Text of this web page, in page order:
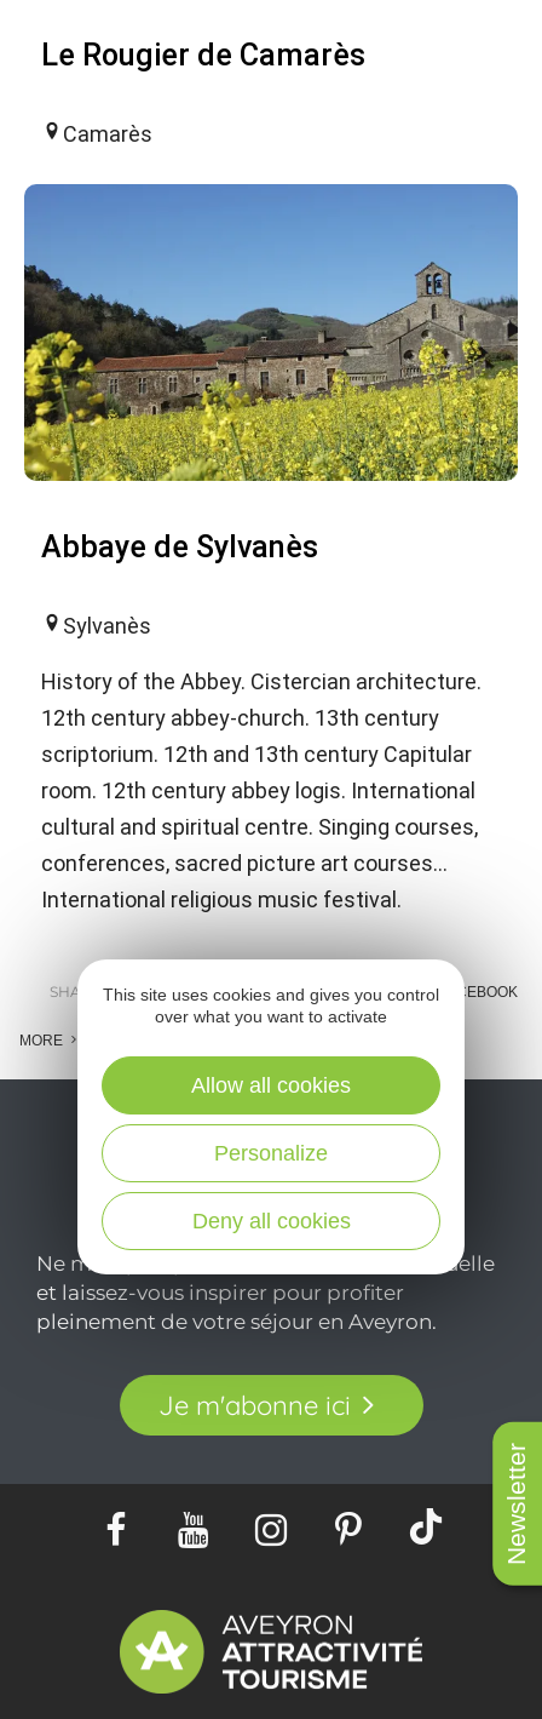
Newsletter
Le Rougier de Camarès
Camarès
Abbaye de Sylvanès
Sylvanès
History of the Abbey. Cistercian architecture.
12th century abbey-church. 13th century
scriptorium. 12th and 13th century Capitular
room. 12th century abbey logis. International
cultural and spiritual centre. Singing courses,
conferences, sacred picture art courses...
International religious music festival.
SHARE : E-MAIL MESSENGER FACEBOOK
MORE
Ne manquez pas notre newsletter mensuelle
et laissez-vous inspirer pour profiter
pleinement de votre séjour en Aveyron.
Je m'abonne ici
This site uses cookies and gives you control
over what you want to activate
Deny all cookies
Personalize
Allow all cookies